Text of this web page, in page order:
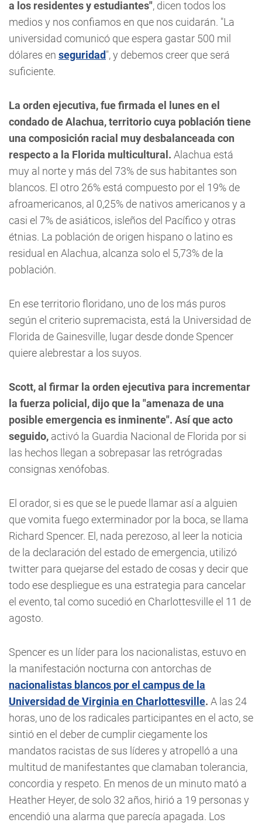
a los residentes y estudiantes", dicen todos los
medios y nos confiamos en que nos cuidarán. "La
universidad comunicó que espera gastar 500 mil
dólares en seguridad", y debemos creer que será
suficiente.
La orden ejecutiva, fue firmada el lunes en el
condado de Alachua, territorio cuya población tiene
una composición racial muy desbalanceada con
respecto a la Florida multicultural. Alachua está
muy al norte y más del 73% de sus habitantes son
blancos. El otro 26% está compuesto por el 19% de
afroamericanos, al 0,25% de nativos americanos y a
casi el 7% de asiáticos, isleños del Pacífico y otras
étnias. La población de origen hispano o latino es
residual en Alachua, alcanza solo el 5,73% de la
población.
En ese territorio floridano, uno de los más puros
según el criterio supremacista, está la Universidad de
Florida de Gainesville, lugar desde donde Spencer
quiere alebrestar a los suyos.
Scott, al firmar la orden ejecutiva para incrementar
la fuerza policial, dijo que la "amenaza de una
posible emergencia es inminente". Así que acto
seguido, activó la Guardia Nacional de Florida por si
las hechos llegan a sobrepasar las retrógradas
consignas xenófobas.
El orador, si es que se le puede llamar así a alguien
que vomita fuego exterminador por la boca, se llama
Richard Spencer. El, nada perezoso, al leer la noticia
de la declaración del estado de emergencia, utilizó
twitter para quejarse del estado de cosas y decir que
todo ese despliegue es una estrategia para cancelar
el evento, tal como sucedió en Charlottesville el 11 de
agosto.
Spencer es un líder para los nacionalistas, estuvo en
la manifestación nocturna con antorchas de
nacionalistas blancos por el campus de la
Universidad de Virginia en Charlottesville. A las 24
horas, uno de los radicales participantes en el acto, se
sintió en el deber de cumplir ciegamente los
mandatos racistas de sus líderes y atropelló a una
multitud de manifestantes que clamaban tolerancia,
concordia y respeto. En menos de un minuto mató a
Heather Heyer, de solo 32 años, hirió a 19 personas y
encendió una alarma que parecía apagada. Los